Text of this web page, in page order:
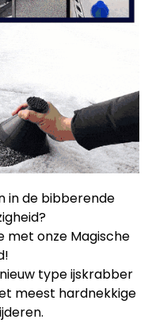
in de bibberende
met onze Magische
type ijskrabber
meest hardnekkige